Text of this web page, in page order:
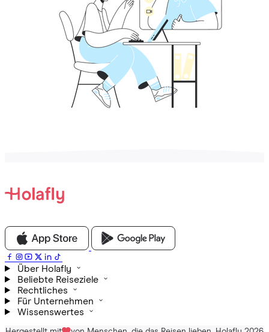
Über Holafly
Beliebte Reiseziele
Rechtliches
Für Unternehmen
Wissenswertes